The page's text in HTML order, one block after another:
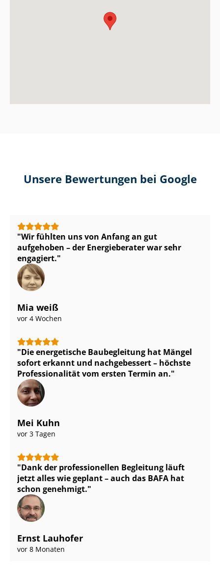
Unsere Bewertungen bei Google
Wir fühlten uns von Anfang an gut
aufgehoben – der Energieberater war sehr
engagiert.
Mia weiß
vor 4 Wochen
Die energetische Baubegleitung hat Mängel
sofort erkannt und nachgebessert – höchste
Pro­fes­sio­na­li­tät vom ersten Termin an.
Mei Kuhn
vor 3 Tagen
Dank der professionellen Begleitung läuft
jetzt alles wie geplant – auch das BAFA hat
schon genehmigt.
Ernst Lauhofer
vor 8 Monaten